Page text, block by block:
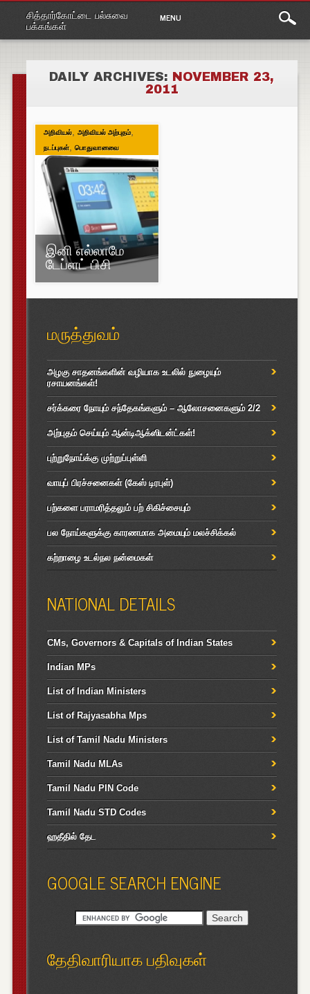
சித்தார்கோட்டை பல்சுவை
பக்கங்கள்
Main
menu
content
MENU
DAILY ARCHIVES: NOVEMBER 23,
2011
அறிவியல், அறிவியல் அற்புதம்,
நடப்புகள், பொதுவானவை
இனி எல்லாமே
டேப்ளட் பிசி
மருத்துவம்
அழகு சாதனங்களின் வழியாக உடலில் நுழையும்
ரசாயனங்கள்!
சர்க்கரை நோயும் சந்தேகங்களும் – ஆலோசனைகளும் 2/2
அற்புதம் செய்யும் ஆன்டிஆக்ஸிடன்ட்கள்!
புற்றுநோய்க்கு முற்றுப்புள்ளி
வாயுப் பிரச்சனைகள் (கேஸ் டிரபுள்)
பற்களை பராமரித்தலும் பற் சிகிச்சையும்
பல நோய்களுக்கு காரணமாக அமையும் மலச்சிக்கல்
கற்றாழை உடல்நல நன்மைகள்
NATIONAL DETAILS
CMs, Governors & Capitals of Indian States
Indian MPs
List of Indian Ministers
List of Rajyasabha Mps
List of Tamil Nadu Ministers
Tamil Nadu MLAs
Tamil Nadu PIN Code
Tamil Nadu STD Codes
ஹதீதில் தேட
GOOGLE SEARCH ENGINE
தேதிவாரியாக பதிவுகள்